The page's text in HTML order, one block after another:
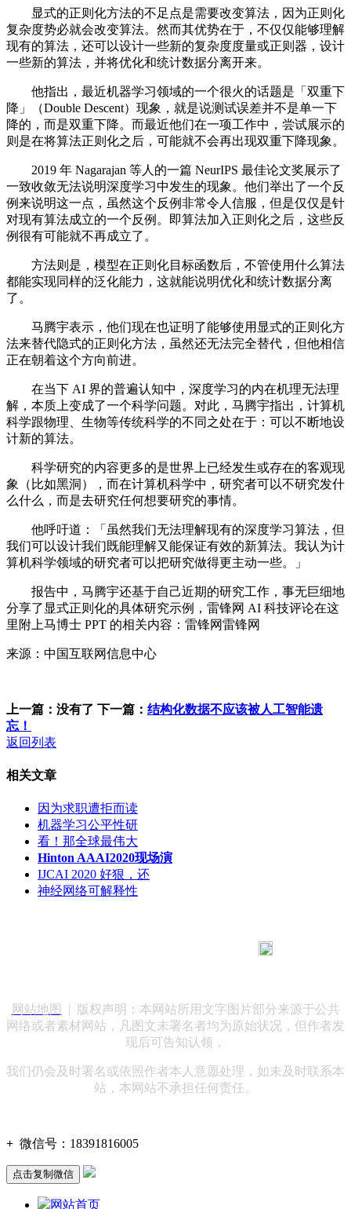
显式的正则化方法的不足点是需要改变算法，因为正则化
复杂度势必就会改变算法。然而其优势在于，不仅仅能够理解
现有的算法，还可以设计一些新的复杂度度量或正则器，设计
一些新的算法，并将优化和统计数据分离开来。
他指出，最近机器学习领域的一个很火的话题是「双重下
降」（Double Descent）现象，就是说测试误差并不是单一下
降的，而是双重下降。而最近他们在一项工作中，尝试展示的
则是在将算法正则化之后，可能就不会再出现双重下降现象。
2019 年 Nagarajan 等人的一篇 NeurIPS 最佳论文奖展示了
一致收敛无法说明深度学习中发生的现象。他们举出了一个反
例来说明这一点，虽然这个反例非常令人信服，但是仅仅是针
对现有算法成立的一个反例。即算法加入正则化之后，这些反
例很有可能就不再成立了。
方法则是，模型在正则化目标函数后，不管使用什么算法
都能实现同样的泛化能力，这就能说明优化和统计数据分离
了。
马腾宇表示，他们现在也证明了能够使用显式的正则化方
法来替代隐式的正则化方法，虽然还无法完全替代，但他相信
正在朝着这个方向前进。
在当下 AI 界的普遍认知中，深度学习的内在机理无法理
解，本质上变成了一个科学问题。对此，马腾宇指出，计算机
科学跟物理、生物等传统科学的不同之处在于：可以不断地设
计新的算法。
科学研究的内容更多的是世界上已经发生或存在的客观现
象（比如黑洞），而在计算机科学中，研究者可以不研究发什
么什么，而是去研究任何想要研究的事情。
他呼吁道：「虽然我们无法理解现有的深度学习算法，但
我们可以设计我们既能理解又能保证有效的新算法。我认为计
算机科学领域的研究者可以把研究做得更主动一些。」
报告中，马腾宇还基于自己近期的研究工作，事无巨细地
分享了显式正则化的具体研究示例，雷锋网 AI 科技评论在这
里附上马博士 PPT 的相关内容：雷锋网雷锋网
来源：中国互联网信息中心
上一篇：没有了 下一篇： 结构化数据不应该被人工智能遗
忘！
返回列表
相关文章
因为求职遭拒而读
机器学习公平性研
看！那全球最伟大
Hinton AAAI2020现场演
IJCAI 2020 好狠，还
神经网络可解释性
网站地图
| 版权声明：本网站所用文字图片部分来源于公共
网络或者素材网站，凡图文未署名者均为原始状况，但作者发
现后可告知认领，
我们仍会及时署名或依照作者本人意愿处理，如未及时联系本
站，本网站不承担任何责任。
+ 微信号： 18391816005
点击复制微信
网站首页